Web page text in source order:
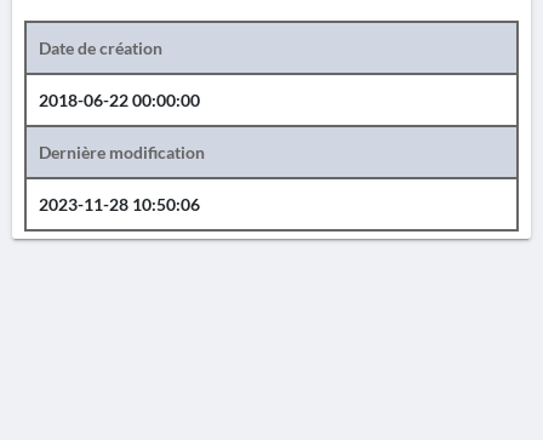
Date de création
2018-06-22 00:00:00
Dernière modification
2023-11-28 10:50:06